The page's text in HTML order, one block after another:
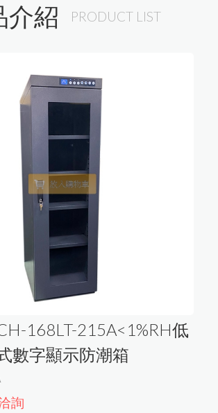
介紹 PRODUCT LIST
168LT-215A<1%RH低
數字顯示防潮箱
詢